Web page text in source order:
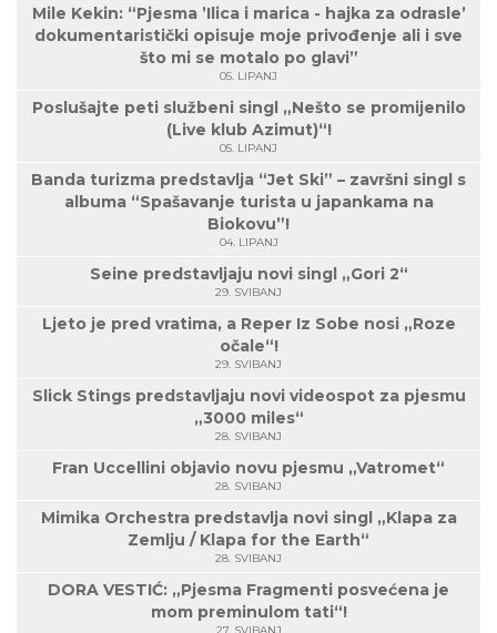
Mile Kekin: “Pjesma ’Ilica i marica - hajka za odrasle’
dokumentaristički opisuje moje privođenje ali i sve
što mi se motalo po glavi”
05. LIPANJ
Poslušajte peti službeni singl „Nešto se promijenilo
(Live klub Azimut)“!
05. LIPANJ
Banda turizma predstavlja “Jet Ski” – završni singl s
albuma “Spašavanje turista u japankama na
Biokovu”!
04. LIPANJ
Seine predstavljaju novi singl „Gori 2“
29. SVIBANJ
Ljeto je pred vratima, a Reper Iz Sobe nosi „Roze
očale“!
29. SVIBANJ
Slick Stings predstavljaju novi videospot za pjesmu
„3000 miles“
28. SVIBANJ
Fran Uccellini objavio novu pjesmu „Vatromet“
28. SVIBANJ
Mimika Orchestra predstavlja novi singl „Klapa za
Zemlju / Klapa for the Earth“
28. SVIBANJ
DORA VESTIĆ: „Pjesma Fragmenti posvećena je
mom preminulom tati“!